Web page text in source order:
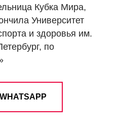
Кубка Мира,
Университет
и здоровья им.
по